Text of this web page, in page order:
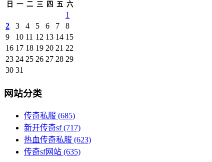
日 一 二 三 四 五 六
1
2
3 4 5 6 7
8
9
10 11 12 13 14 15
16 17 18 19 20 21 22
23 24 25 26 27 28 29
30 31
网站分类
传奇私服 (685)
新开传奇sf(717)
热血传奇私服 (623)
传奇sf网站 (635)